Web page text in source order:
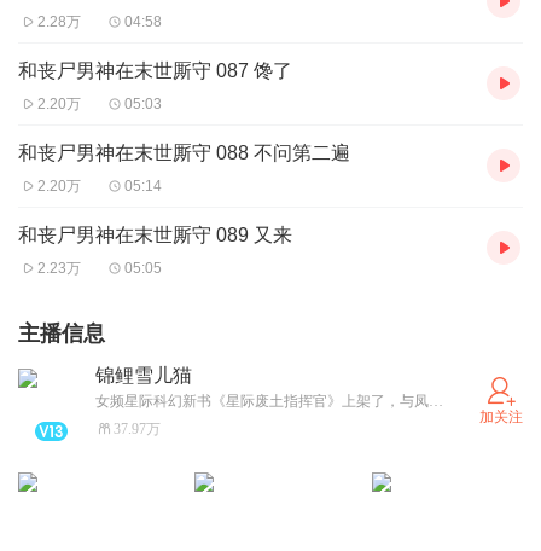
2.28万 04:58
和丧尸男神在末世厮守 087 馋了
2.20万 05:03
和丧尸男神在末世厮守 088 不问第二遍
2.20万 05:14
和丧尸男神在末世厮守 089 又来
2.23万 05:05
主播信息
锦鲤雪儿猫
女频星际科幻新书《星际废土指挥官》上架了，与凤行同款搞笑修仙文《团宠小师妹，竟是天道亲闺女》上架了，女主竟然穿越成了一只秃毛鸡，这谁能忍，没办法，女主得忍
37.97万
加关注